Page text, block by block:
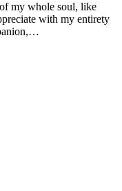
my whole soul, like
with my entirety